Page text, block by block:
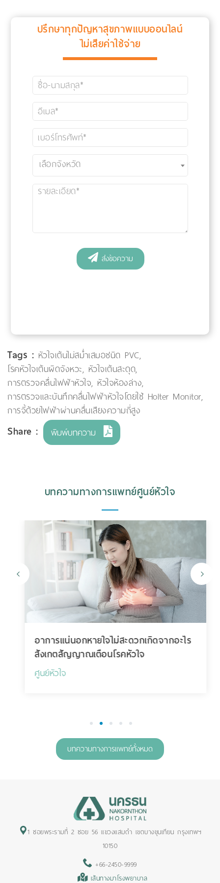
ปรึกษาทุกปัญหาสุขภาพแบบออนไลน์
ไม่เสียค่าใช้จ่าย
Tags : หัวใจเต้นไม่สม่ำเสมอชนิด PVC,
โรคหัวใจเต้นผิดจังหวะ, หัวใจเต้นสะดุด,
การตรวจคลื่นไฟฟ้าหัวใจ, หัวใจห้องล่าง,
การตรวจและบันทึกคลื่นไฟฟ้าหัวใจโดยใช้ Holter Monitor,
การจี้ด้วยไฟฟ้าผ่านคลื่นเสียงความถี่สูง
Share : พิมพ์บทความ
บทความทางการแพทย์ศูนย์หัวใจ
อาการแน่นอกหายใจไม่สะดวกเกิดจากอะไร
สังเกตสัญญาณเตือนโรคหัวใจ
ศูนย์หัวใจ
1 2 3 4 5
บทความทางการแพทย์ทั้งหมด
1 ซอยพระรามที่ 2 ซอย 56 แขวงแสมดำ เขตบางขุนเทียน กรุงเทพฯ
10150
+66-2450-9999
เส้นทางมาโรงพยาบาล